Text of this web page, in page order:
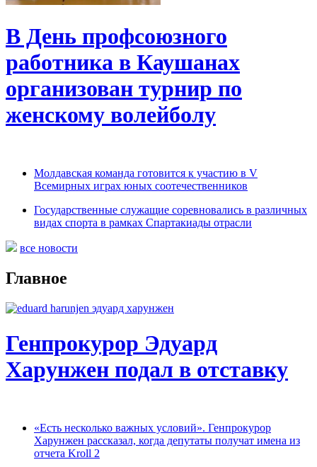
В День профсоюзного
работника в Каушанах
организован турнир по
женскому волейболу
Молдавская команда готовится к участию в V
Всемирных играх юных соотечественников
Государственные служащие соревновались в различных
видах спорта в рамках Спартакиады отрасли
все новости
Главное
Генпрокурор Эдуард
Харунжен подал в отставку
«Есть несколько важных условий». Генпрокурор
Харунжен рассказал, когда депутаты получат имена из
отчета Kroll 2